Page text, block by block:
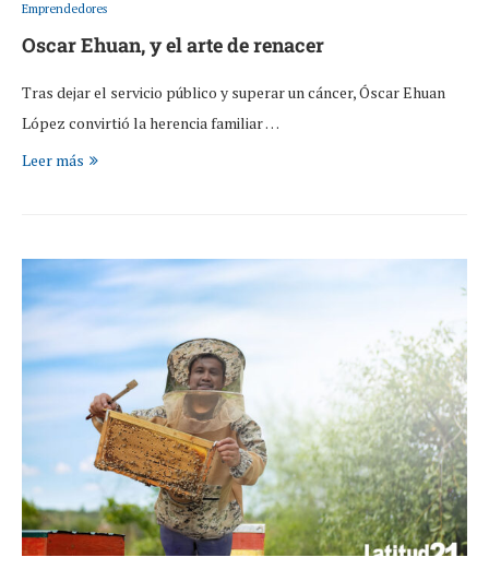
Emprendedores
Oscar Ehuan, y el arte de renacer
Tras dejar el servicio público y superar un cáncer, Óscar Ehuan
López convirtió la herencia familiar …
Leer más